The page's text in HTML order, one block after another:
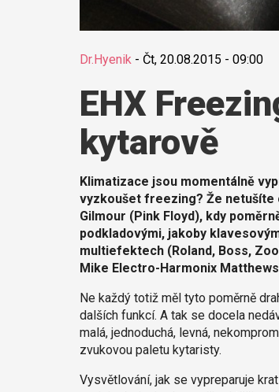
Dr.Hyenik - Čt, 20.08.2015 - 09:00
EHX
kytarově
Klimatizace jsou momentálně
vyzkoušet freezing? Že netušíte
Gilmour (Pink Floyd), kdy
podkladovými, jakoby
multiefektech (Roland, Boss,
Mike Electro-Harmonix
Ne každý totiž měl tyto poměrně
dalších funkcí. A tak se docela
malá, jednoduchá, levná,
zvukovou paletu kytaristy.
Vysvětlování, jak se vypreparuje